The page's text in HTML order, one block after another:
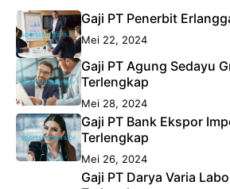
Gaji PT Penerbit
Mei 22, 2024
Gaji PT Agung Sedayu
Terlengkap
Mei 28, 2024
Gaji PT Bank Ekspor
Terlengkap
Mei 26, 2024
Gaji PT Darya Varia